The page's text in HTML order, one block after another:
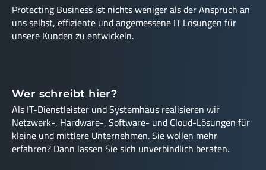
Protecting Business ist nichts weniger als der Anspruch an
uns selbst, effiziente und angemessene IT Lösungen für
unsere Kunden zu entwickeln.
Wer schreibt hier?
Als IT-Dienstleister und Systemhaus realisieren wir
Netzwerk-, Hardware-, Software- und Cloud-Lösungen für
kleine und mittlere Unternehmen. Sie wollen mehr
erfahren? Dann lassen Sie sich unverbindlich beraten.